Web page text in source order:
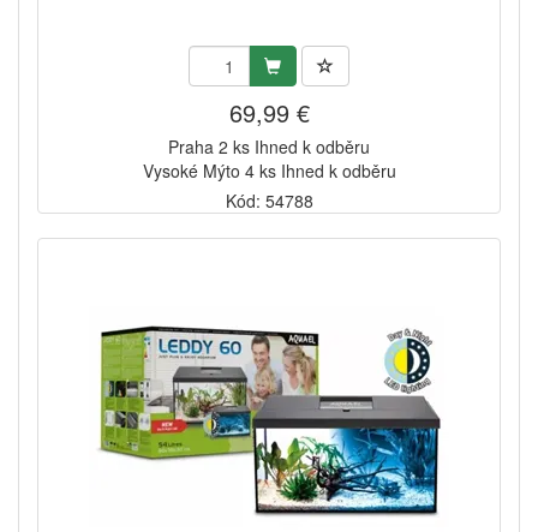
69,99 €
Praha 2 ks Ihned k odběru
Vysoké Mýto 4 ks Ihned k odběru
Kód: 54788